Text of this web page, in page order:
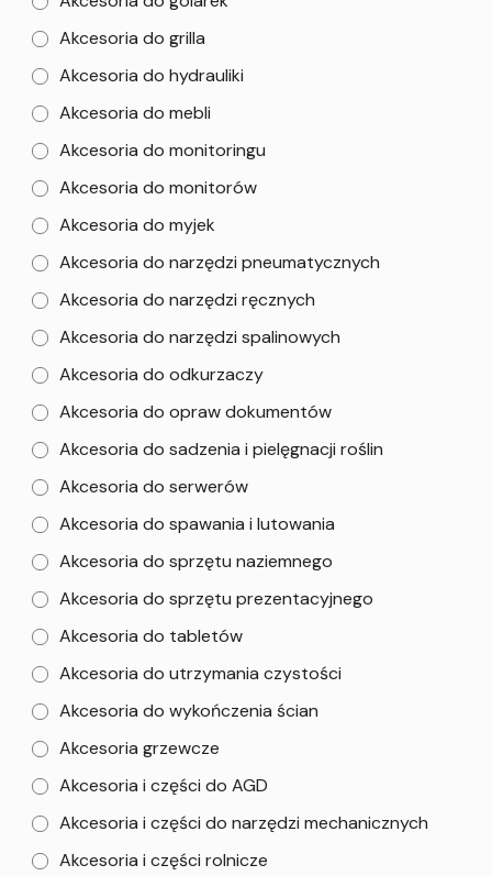
Akcesoria do grilla
Akcesoria do hydrauliki
Akcesoria do mebli
Akcesoria do monitoringu
Akcesoria do monitorów
Akcesoria do myjek
Akcesoria do narzędzi pneumatycznych
Akcesoria do narzędzi ręcznych
Akcesoria do narzędzi spalinowych
Akcesoria do odkurzaczy
Akcesoria do opraw dokumentów
Akcesoria do sadzenia i pielęgnacji roślin
Akcesoria do serwerów
Akcesoria do spawania i lutowania
Akcesoria do sprzętu naziemnego
Akcesoria do sprzętu prezentacyjnego
Akcesoria do tabletów
Akcesoria do utrzymania czystości
Akcesoria do wykończenia ścian
Akcesoria grzewcze
Akcesoria i części do AGD
Akcesoria i części do narzędzi mechanicznych
Akcesoria i części rolnicze